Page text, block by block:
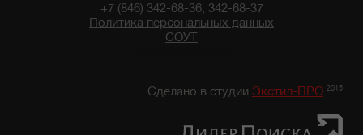
+7 (846) 342-68-36, 342-68-37
Политика персональных данных
СОУТ
Сделано в студии Экстил-ПРО 2015